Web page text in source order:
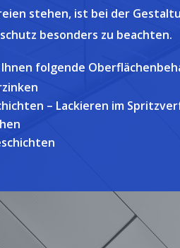
stehen, ist bei der
besonders zu beachten.
folgende
– Lackieren im